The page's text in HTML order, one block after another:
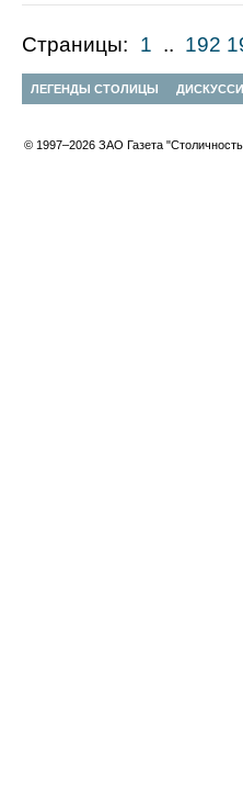
Страницы: 1 .. 192
ЛЕГЕНДЫ СТОЛИЦЫ
© 1997–2026 ЗАО Газета